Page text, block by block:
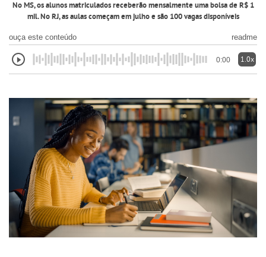
No MS, os alunos matriculados receberão mensalmente uma bolsa de R$ 1
mil. No RJ, as aulas começam em julho e são 100 vagas disponíveis
ouça este conteúdo readme
0:00 1.0x